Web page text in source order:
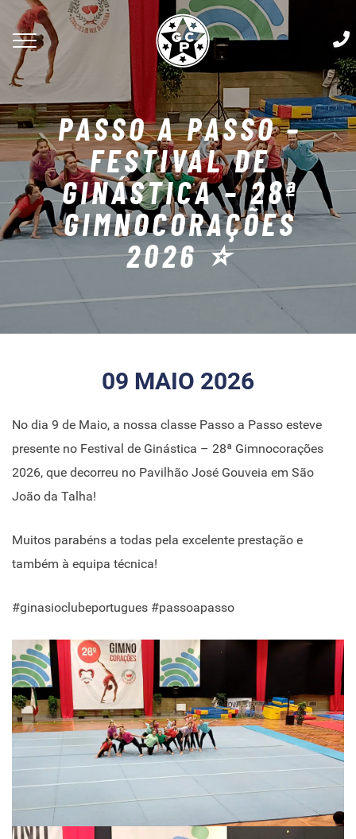
PASSO A PASSO –
FESTIVAL DE
GINÁSTICA – 28ª
GIMNOCORAÇÕES
2026 ⭐
09 MAIO 2026
No dia 9 de Maio, a nossa classe Passo a Passo esteve
presente no Festival de Ginástica – 28ª Gimnocorações
2026, que decorreu no Pavilhão José Gouveia em São
João da Talha!
Muitos parabéns a todas pela excelente prestação e
também à equipa técnica!
#ginasioclubeportugues #passoapasso